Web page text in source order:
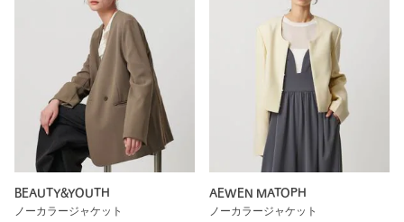
BEAUTY&YOUTH
ノーカラージャケット
AEWEN MATOPH
ノーカラージャケット